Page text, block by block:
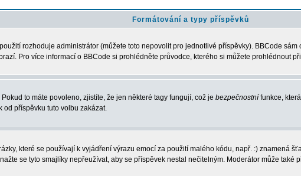
Formátování a typy příspěvků
rozhoduje administrátor (můžete toto nepovolit pro jednotlivé příspěvky). BBCode
Pro více informací o BBCode si prohlédněte průvodce, kterého si můžete prohlédnout
to máte povoleno, zjistíte, že jen některé tagy fungují, což je bezpečnostní funkce,
od příspěvku tuto volbu zakázat.
které se používají k vyjádření výrazu emocí za použití malého kódu, např. :) znamená
se tyto smajlíky nepřeužívat, aby se příspěvek nestal nečitelným. Moderátor může také